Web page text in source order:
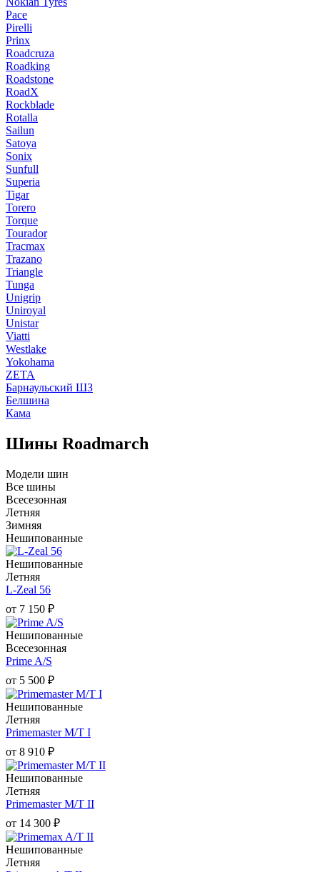
Pace
Pirelli
Prinx
Roadcruza
Roadking
Roadstone
RoadX
Rockblade
Rotalla
Sailun
Satoya
Sonix
Sunfull
Superia
Tigar
Torero
Torque
Tourador
Tracmax
Trazano
Triangle
Tunga
Unigrip
Uniroyal
Unistar
Viatti
Westlake
Yokohama
ZETA
Барнаульский ШЗ
Белшина
Кама
Шины Roadmarch
Модели шин
Все шины
Всесезонная
Летняя
Зимняя
Нешипованные
Нешипованные
Летняя
L-Zeal 56
от 7 150 ₽
Нешипованные
Всесезонная
Prime A/S
от 5 500 ₽
Нешипованные
Летняя
Primemaster M/T I
от 8 910 ₽
Нешипованные
Летняя
Primemaster M/T II
от 14 300 ₽
Нешипованные
Летняя